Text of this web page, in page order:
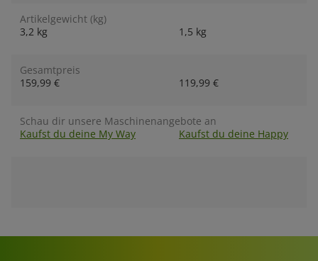
Artikelgewicht (kg)
3,2 kg
1,5 kg
Gesamtpreis
159,99 €
119,99 €
Schau dir unsere Maschinenangebote an
Kaufst du deine My Way
Kaufst du deine Happy